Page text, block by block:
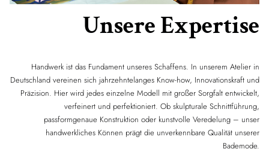
Unsere Expertise
Handwerk ist das Fundament unseres Schaffens. In unserem Atelier in
Deutschland vereinen sich jahrzehntelanges Know-how, Innovationskraft und
Präzision. Hier wird jedes einzelne Modell mit großer Sorgfalt entwickelt,
verfeinert und perfektioniert. Ob skulpturale Schnittführung,
passformgenaue Konstruktion oder kunstvolle Veredelung – unser
handwerkliches Können prägt die unverkennbare Qualität unserer
Bademode.